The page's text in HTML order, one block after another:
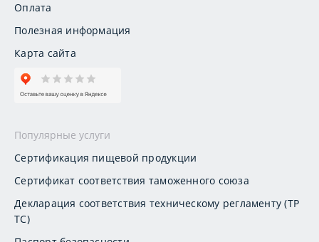
Оплата
Полезная информация
Карта сайта
Популярные услуги
Сертификация пищевой продукции
Сертификат соответствия таможенного союза
Декларация соответствия техническому регламенту (ТР
ТС)